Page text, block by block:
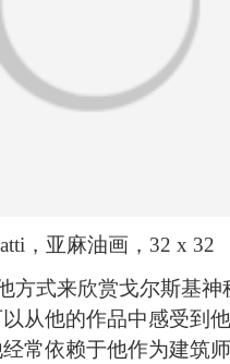
，亚麻油画，32 x 32
式来欣赏戈尔斯基神
从他的作品中感受到
常依赖于他作为建筑